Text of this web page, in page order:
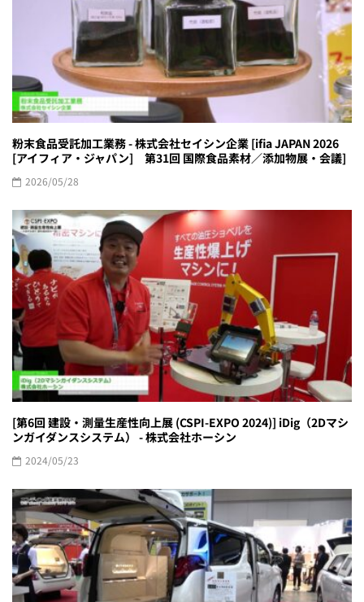
粉末食品受託加工業務 - 株式会社セイシン企業 [ifia JAPAN 2026
[アイフィア・ジャパン] 第31回 国際食品素材／添加物展・会議]
2026/05/28
[第6回 建設・測量生産性向上展 (CSPI-EXPO 2024)] iDig（2Dマシ
ンガイダンスシステム） - 株式会社ホーシン
2024/05/23